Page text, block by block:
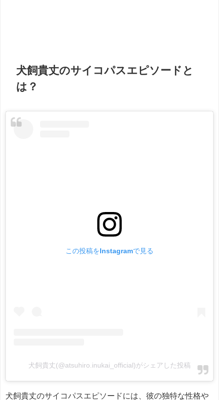
犬飼貴丈のサイコパスエピソードと
は？
この投稿をInstagramで見る
犬飼貴丈(@atsuhiro.inukai_official)がシェアした投稿
犬飼貴丈のサイコパスエピソードには、彼の独特な性格や